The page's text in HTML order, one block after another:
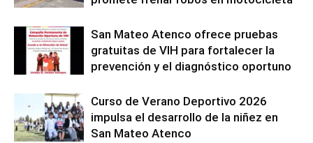
San Mateo Atenco ofrece pruebas
gratuitas de VIH para fortalecer la
prevención y el diagnóstico oportuno
Curso de Verano Deportivo 2026
impulsa el desarrollo de la niñez en
San Mateo Atenco